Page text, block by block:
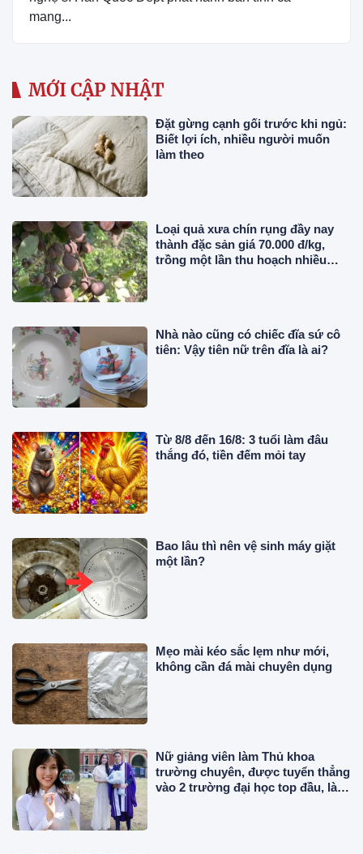
mang...
MỚI CẬP NHẬT
Đặt gừng cạnh gối trước khi ngủ:
Biết lợi ích, nhiều người muốn
làm theo
Loại quả xưa chín rụng đầy nay
thành đặc sản giá 70.000 đ/kg,
trồng một lần thu hoạch nhiều
Nhà nào cũng có chiếc đĩa sứ cô
tiên: Vậy tiên nữ trên đĩa là ai?
Từ 8/8 đến 16/8: 3 tuổi làm đâu
thắng đó, tiền đếm mỏi tay
Bao lâu thì nên vệ sinh máy giặt
một lần?
Mẹo mài kéo sắc lẹm như mới,
không cần đá mài chuyên dụng
Nữ giảng viên làm Thủ khoa
trường chuyên, được tuyển thẳng
vào 2 trường đại học top đầu, là Á